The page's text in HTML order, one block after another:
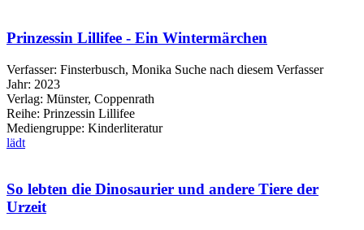
Prinzessin Lillifee - Ein Wintermärchen
Verfasser: Finsterbusch, Monika Suche nach diesem Verfasser
Jahr: 2023
Verlag: Münster, Coppenrath
Reihe: Prinzessin Lillifee
Mediengruppe: Kinderliteratur
lädt
So lebten die Dinosaurier und andere Tiere der
Urzeit